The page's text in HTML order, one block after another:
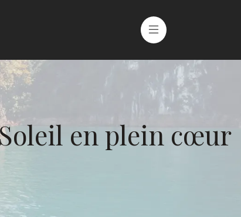
en plein cœur